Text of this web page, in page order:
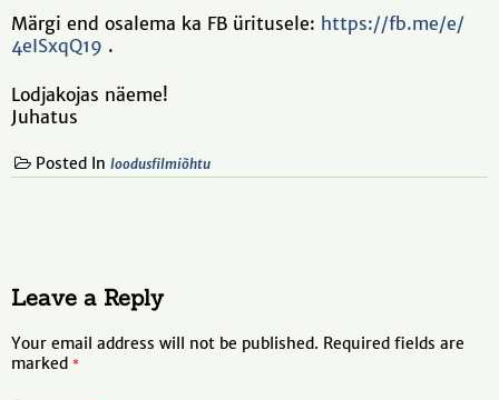
Märgi end osalema ka FB üritusele: https://fb.me/e/
4eISxqQ19 .
Lodjakojas näeme!
Juhatus
Posted In loodusfilmiõhtu
Leave a Reply
Your email address will not be published. Required fields are
marked *